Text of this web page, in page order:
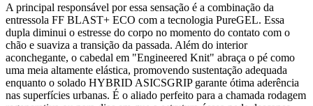
A principal responsável por essa sensação é a combinação da
entressola FF BLAST+ ECO com a tecnologia PureGEL. Essa
dupla diminui o estresse do corpo no momento do contato com o
chão e suaviza a transição da passada. Além do interior
aconchegante, o cabedal em "Engineered Knit" abraça o pé como
uma meia altamente elástica, promovendo sustentação adequada
enquanto o solado HYBRID ASICSGRIP garante ótima aderência
nas superfícies urbanas. É o aliado perfeito para a chamada rodagem